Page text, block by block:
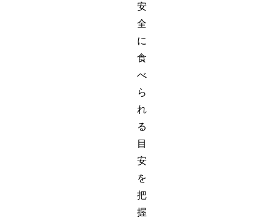
安
全
に
食
べ
ら
れ
る
目
安
を
把
握